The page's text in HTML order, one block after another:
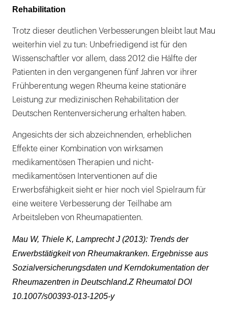
Rehabilitation
Trotz dieser deutlichen Verbesserungen bleibt laut Mau
weiterhin viel zu tun: Unbefriedigend ist für den
Wissenschaftler vor allem, dass 2012 die Hälfte der
Patienten in den vergangenen fünf Jahren vor ihrer
Frühberentung wegen Rheuma keine stationäre
Leistung zur medizinischen Rehabilitation der
Deutschen Rentenversicherung erhalten haben.
Angesichts der sich abzeichnenden, erheblichen
Effekte einer Kombination von wirksamen
medikamentösen Therapien und nicht-
medikamentösen Interventionen auf die
Erwerbsfähigkeit sieht er hier noch viel Spielraum für
eine weitere Verbesserung der Teilhabe am
Arbeitsleben von Rheumapatienten.
Mau W, Thiele K, Lamprecht J (2013): Trends der
Erwerbstätigkeit von Rheumakranken. Ergebnisse aus
Sozialversicherungsdaten und Kerndokumentation der
Rheumazentren in Deutschland.Z Rheumatol DOI
10.1007/s00393-013-1205-y